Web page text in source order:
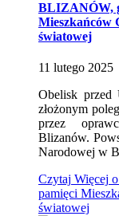
BLIZANÓW,
Mieszkańców
światowej
11 lutego 2025
Obelisk przed
złożonym
przez
Blizanów.
Narodowej w
Czytaj Więcej
pamięci
światowej